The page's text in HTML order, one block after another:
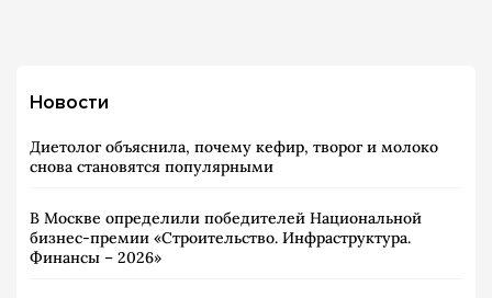
Новости
Диетолог объяснила, почему кефир, творог и молоко
снова становятся популярными
В Москве определили победителей Национальной
бизнес-премии «Строительство. Инфраструктура.
Финансы – 2026»